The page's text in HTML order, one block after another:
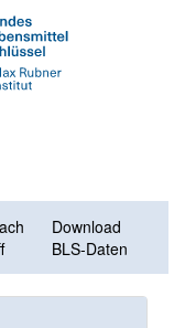
Download
BLS-Daten